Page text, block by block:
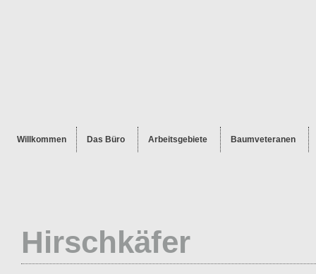
Willkommen Das Büro Arbeitsgebiete Baumveteranen
Hirschkäfer